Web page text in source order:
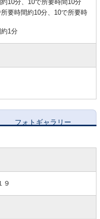
10分、10で所要時間10分
要時間約10分、10で所要時
1分
フォトギャラリー
９